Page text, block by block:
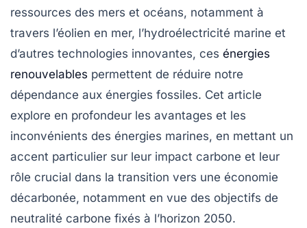
ressources des mers et océans, notamment à
travers l’éolien en mer, l’hydroélectricité marine et
d’autres technologies innovantes, ces énergies
renouvelables permettent de réduire notre
dépendance aux énergies fossiles. Cet article
explore en profondeur les avantages et les
inconvénients des énergies marines, en mettant un
accent particulier sur leur impact carbone et leur
rôle crucial dans la transition vers une économie
décarbonée, notamment en vue des objectifs de
neutralité carbone fixés à l’horizon 2050.